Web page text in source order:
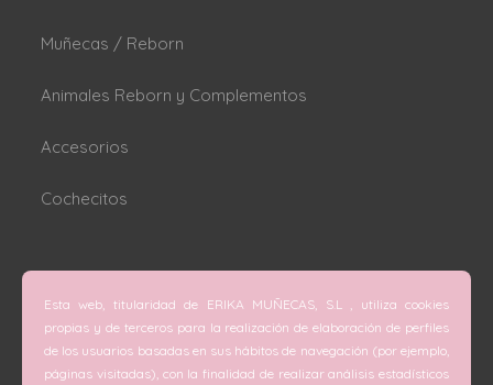
Muñecas / Reborn
Animales Reborn y Complementos
Accesorios
Cochecitos
C/ Doctor Melis nº 6 (Grao de Gandía).
Esta web, titularidad de ERIKA MUÑECAS, S.L , utiliza cookies
propias y de terceros para la realización de elaboración de perfiles
de los usuarios basadas en sus hábitos de navegación (por ejemplo,
páginas visitadas), con la finalidad de realizar análisis estadísticos